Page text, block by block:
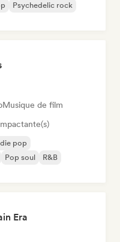
Psychedelic rock
Musique de film
pop
Pop soul
R&B
Era